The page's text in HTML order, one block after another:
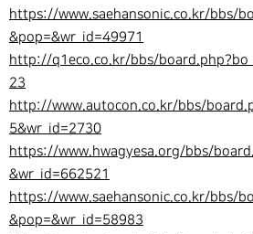
https://www.saehansonic.co.kr/bbs/
&pop=&wr_id=49971
http://q1eco.co.kr/bbs/
23
http://www.autocon.co.kr/bbs/
5&wr_id=2730
https://www.hwagyesa.org/bbs/
&wr_id=662521
https://www.saehansonic.co.kr/bbs/
&pop=&wr_id=58983